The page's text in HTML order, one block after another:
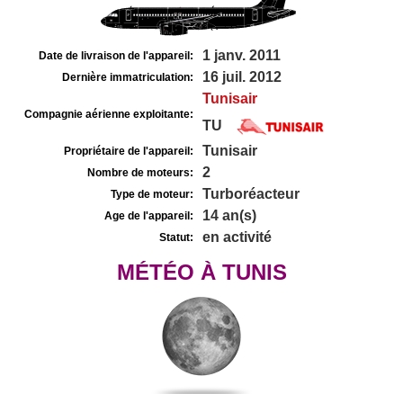
Date de livraison de l'appareil: 1 janv. 2011
Dernière immatriculation: 16 juil. 2012
Compagnie aérienne exploitante:
Tunisair
TU
Propriétaire de l'appareil: Tunisair
Nombre de moteurs: 2
Type de moteur: Turboréacteur
Age de l'appareil: 14 an(s)
Statut: en activité
MÉTÉO À TUNIS